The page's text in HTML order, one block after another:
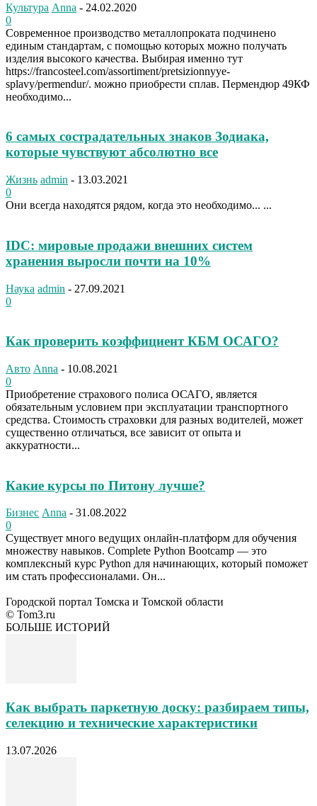
Культура Anna - 24.02.2020
0
Современное производство металлопроката подчинено
единым стандартам, с помощью которых можно получать
изделия высокого качества. Выбирая именно тут
https://francosteel.com/assortiment/pretsizionnyye-
splavy/permendur/. можно приобрести сплав. Пермендюр 49КФ
необходимо...
6 самых сострадательных знаков Зодиака,
которые чувствуют абсолютно все
Жизнь admin - 13.03.2021
0
Они всегда находятся рядом, когда это необходимо... ...
IDC: мировые продажи внешних систем
хранения выросли почти на 10%
Наука admin - 27.09.2021
0
Как проверить коэффициент КБМ ОСАГО?
Авто Anna - 10.08.2021
0
Приобретение страхового полиса ОСАГО, является
обязательным условием при эксплуатации транспортного
средства. Стоимость страховки для разных водителей, может
существенно отличаться, все зависит от опыта и
аккуратности...
Какие курсы по Питону лучше?
Бизнес Anna - 31.08.2022
0
Существует много ведущих онлайн-платформ для обучения
множеству навыков. Complete Python Bootcamp — это
комплексный курс Python для начинающих, который поможет
им стать профессионалами. Он...
Городской портал Томска и Томской области
© Tom3.ru
БОЛЬШЕ ИСТОРИЙ
Как выбрать паркетную доску: разбираем типы,
селекцию и технические характеристики
13.07.2026